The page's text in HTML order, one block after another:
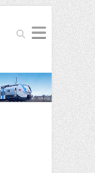
Search